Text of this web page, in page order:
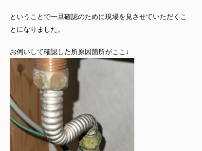
ということで一旦確認のために現場を見させていただくこ
とになりました。
お伺いして確認した所原因箇所がここ↓